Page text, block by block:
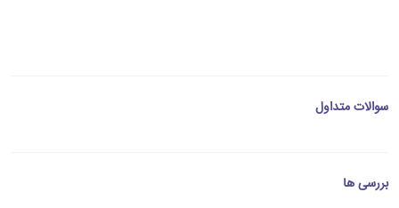
سوالات متداول
بررسی ها